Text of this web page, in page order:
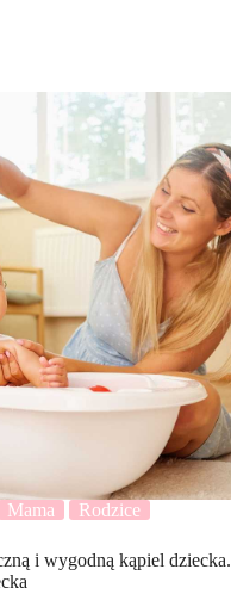
Mama Rodzice
i wygodną kąpiel dziecka.